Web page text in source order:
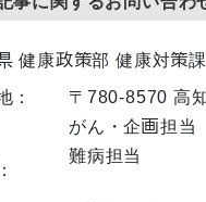
健康政策部 健康対策課
：
〒780-8570 高
がん・企画担当
難病担当